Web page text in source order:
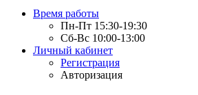
Время работы
Пн-Пт 15:30-19:30
Сб-Вс 10:00-13:00
Личный кабинет
Регистрация
Авторизация